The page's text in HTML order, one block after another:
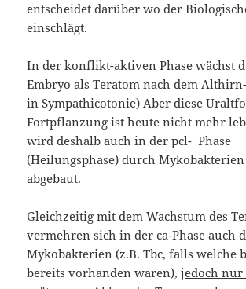
entscheidet darüber wo der
einschlägt.
In der konflikt-aktiven Phase wächst
Embryo als Teratom nach dem
in Sympathicotonie) Aber diese
Fortpflanzung ist heute nicht mehr
wird deshalb auch in der pcl- Phase
(Heilungsphase) durch
abgebaut.
Gleichzeitig mit dem Wachstum des
vermehren sich in der ca-Phase auch
Mykobakterien (z.B. Tbc, falls welche
bereits vorhanden waren),jedoch nur